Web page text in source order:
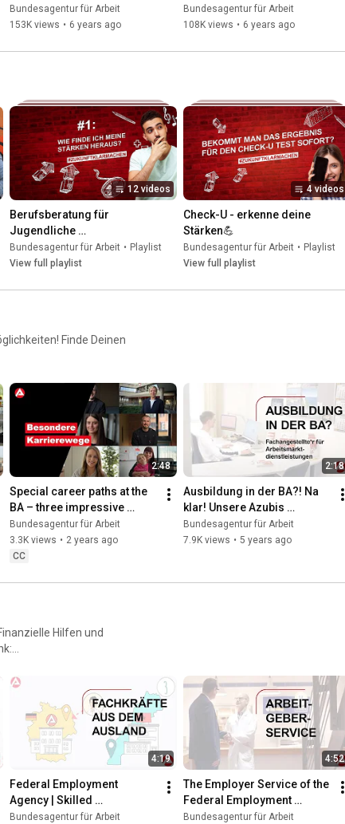
passendes Studium?
Bundesagentur für Arbeit
153K views • 6 years ago
ein duales Studium?
Bundesagentur für Arbeit
108K views • 6 years ago
12 videos
Berufsberatung für
Jugendliche
#Zukunftklarmachen
Bundesagentur für Arbeit • Playlist
View full playlist
4 videos
Check-U - erkenne deine
Stärken💪
Bundesagentur für Arbeit • Playlist
View full playlist
Finde Deinen
2:48
Special career paths at the
BA – three impressive
careers
Bundesagentur für Arbeit
3.3K views • 2 years ago
CC
2:18
Ausbildung in der BA?! Na
klar! Unsere Azubis
berichten aus dem Alltag
Bundesagentur für Arbeit
7.9K views • 5 years ago
Hilfen und
4:19
Federal Employment
Agency | Skilled
Immigration Act | Recruiting
Bundesagentur für Arbeit
4:52
The Employer Service of the
Federal Employment
Agency
Bundesagentur für Arbeit